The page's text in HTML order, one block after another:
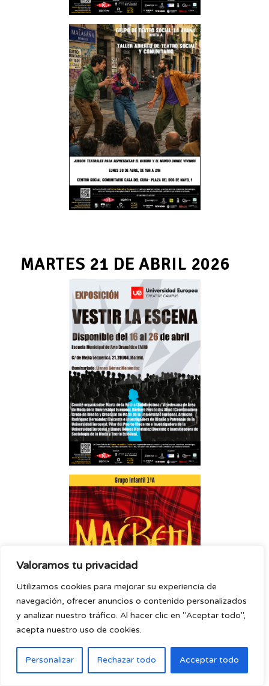
Valoramos tu privacidad
Utilizamos cookies para mejorar su experiencia de
navegación, ofrecer anuncios o contenido personalizados
y analizar nuestro tráfico. Al hacer clic en "Aceptar todo",
acepta nuestro uso de cookies.
Personalizar Rechazar todo Acceptar todo
MARTES 21 DE ABRIL 2026